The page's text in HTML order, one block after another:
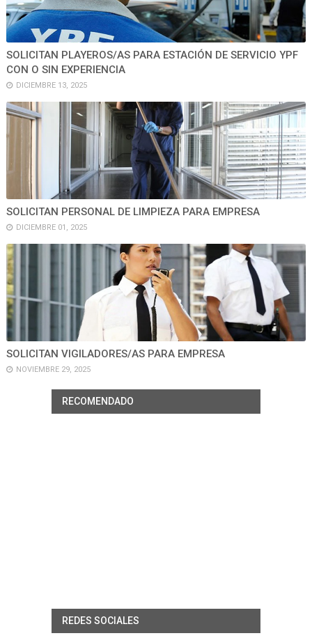
SOLICITAN PLAYEROS/AS PARA ESTACIÓN DE SERVICIO YPF
CON O SIN EXPERIENCIA
DICIEMBRE 13, 2025
SOLICITAN PERSONAL DE LIMPIEZA PARA EMPRESA
DICIEMBRE 01, 2025
SOLICITAN VIGILADORES/AS PARA EMPRESA
NOVIEMBRE 29, 2025
RECOMENDADO
REDES SOCIALES